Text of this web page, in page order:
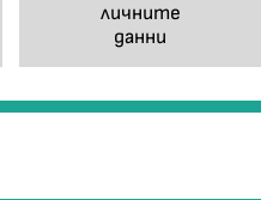
личните
данни